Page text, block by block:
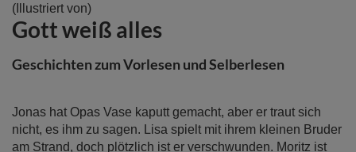
(Illustriert von)
Gott weiß alles
Geschichten zum Vorlesen und Selberlesen
Jonas hat Opas Vase kaputt gemacht, aber er traut sich
nicht, es ihm zu sagen. Lisa spielt mit ihrem kleinen Bruder
am Strand, doch plötzlich ist er verschwunden. Moritz ist
Anfang
der
Bildergalerie
springen